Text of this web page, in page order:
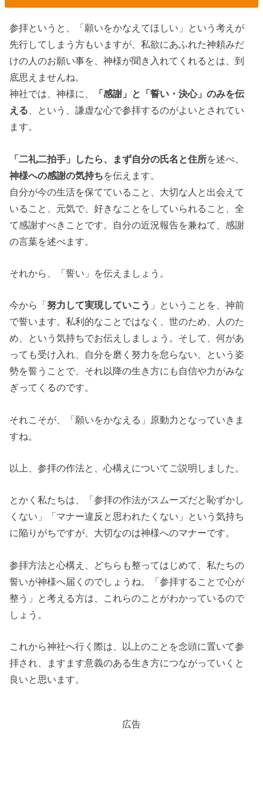
参拝というと、「願いをかなえてほしい」という考えが
先行してしまう方もいますが、私欲にあふれた神頼みだ
けの人のお願い事を、神様が聞き入れてくれるとは、到
底思えませんね。
神社では、神様に、
「感謝」と「誓い・決心」のみを伝
える 、という、謙虚な心で参拝するのがよいとされてい
ます。
「二礼二拍手」したら、まず自分の氏名と住所を述べ、
神様への感謝の気持ちを伝えます。
自分が今の生活を保てていること、大切な人と出会えて
いること、元気で、好きなことをしていられること、全
て感謝すべきことです。自分の近況報告を兼ねて、感謝
の言葉を述べます。
それから、「誓い」を伝えましょう。
今から「努力して実現していこう 」ということを、神前
で誓います。私利的なことではなく、世のため、人のた
め、という気持ちでお伝えしましょう。そして、何があ
っても受け入れ、自分を磨く努力を怠らない、という姿
勢を誓うことで、それ以降の生き方にも自信や力がみな
ぎってくるのです。
それこそが、「願いをかなえる」原動力となっていきま
すね。
以上、参拝の作法と、心構えについてご説明しました。
とかく私たちは、「参拝の作法がスムーズだと恥ずかし
くない」「マナー違反と思われたくない」という気持ち
に陥りがちですが、大切なのは神様へのマナーです。
参拝方法と心構え、どちらも整ってはじめて、私たちの
誓いが神様へ届くのでしょうね。「参拝することで心が
整う」と考える方は、これらのことがわかっているので
しょう。
これから神社へ行く際は、以上のことを念頭に置いて参
拝され、ますます意義のある生き方につながっていくと
良いと思います。
広告